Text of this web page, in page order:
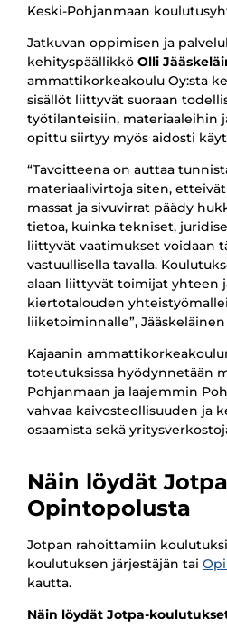
Keski-Pohjanmaan
Jatkuvan oppimisen ja
kehityspäällikkö Olli
ammattikorkeakoulu Oy:sta
sisällöt liittyvät suoraan
työtilanteisiin, materiaaleihin
opittu siirtyy myös aidosti
“Tavoitteena on auttaa
materiaalivirtoja siten,
massat ja sivuvirrat päädy
tietoa, kuinka tekniset,
liittyvät vaatimukset voidaan
vastuullisella tavalla.
alaan liittyvät toimijat yhteen
kiertotalouden
liiketoiminnalle”, Jääskeläinen
Kajaanin
toteutuksissa hyödynnetään
Pohjanmaan ja laajemmin
vahvaa kaivosteollisuuden ja
osaamista sekä
Näin löydät
Opintopolusta
Jotpan rahoittamiin
koulutuksen järjestäjän tai
kautta.
Näin löydät Jotpa-